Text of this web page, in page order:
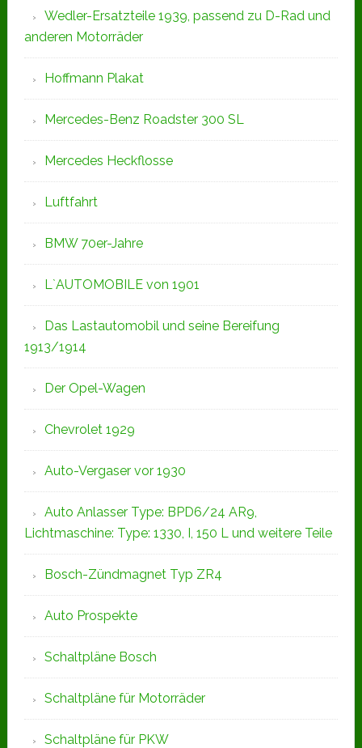
Wedler-Ersatzteile 1939, passend zu D-Rad und
anderen Motorräder
Hoffmann Plakat
Mercedes-Benz Roadster 300 SL
Mercedes Heckflosse
Luftfahrt
BMW 70er-Jahre
L`AUTOMOBILE von 1901
Das Lastautomobil und seine Bereifung
1913/1914
Der Opel-Wagen
Chevrolet 1929
Auto-Vergaser vor 1930
Auto Anlasser Type: BPD6/24 AR9,
Lichtmaschine: Type: 1330, I, 150 L und weitere Teile
Bosch-Zündmagnet Typ ZR4
Auto Prospekte
Schaltpläne Bosch
Schaltpläne für Motorräder
Schaltpläne für PKW